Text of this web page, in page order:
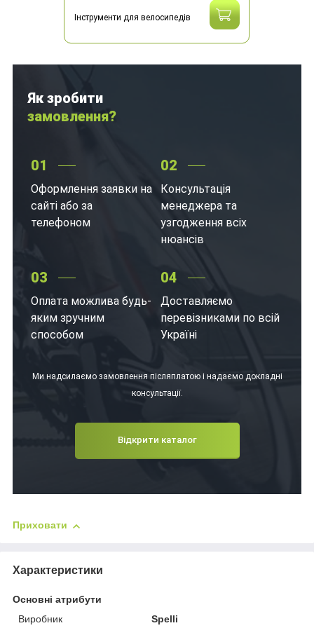
Інструменти для велосипедів
Як зробити
замовлення?
01
Оформлення заявки на
сайті або за
телефоном
02
Консультація
менеджера та
узгодження всіх
нюансів
03
Оплата можлива будь-
яким зручним
способом
04
Доставляємо
перевізниками по всій
Україні
Ми надсилаємо замовлення післяплатою і надаємо докладні
консультації.
Відкрити каталог
Приховати
Характеристики
Основні атрибути
Виробник
Spelli